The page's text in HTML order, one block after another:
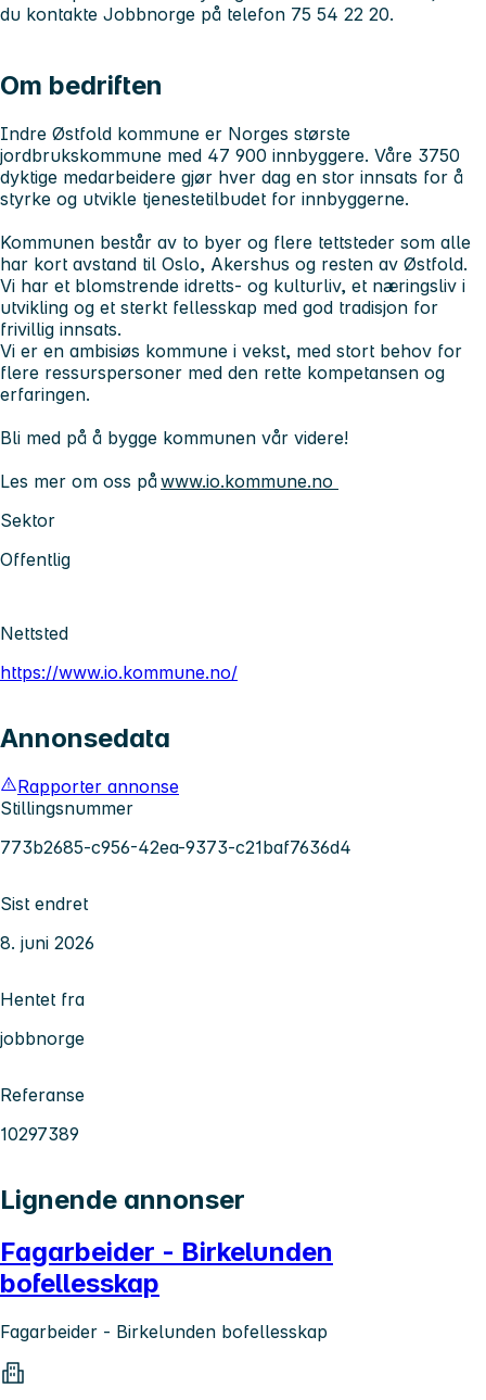
du kontakte Jobbnorge på telefon 75 54 22 20.
Om bedriften
Indre Østfold kommune er Norges største
jordbrukskommune med 47 900 innbyggere. Våre 3750
dyktige medarbeidere gjør hver dag en stor innsats for å
styrke og utvikle tjenestetilbudet for innbyggerne.
Kommunen består av to byer og flere tettsteder som alle
har kort avstand til Oslo, Akershus og resten av Østfold.
Vi har et blomstrende idretts- og kulturliv, et næringsliv i
utvikling og et sterkt fellesskap med god tradisjon for
frivillig innsats.
Vi er en ambisiøs kommune i vekst, med stort behov for
flere ressurspersoner med den rette kompetansen og
erfaringen.
Bli med på å bygge kommunen vår videre!
Les mer om oss påwww.io.kommune.no
Sektor
Offentlig
Nettsted
https://www.io.kommune.no/
Annonsedata
Rapporter annonse
Stillingsnummer
773b2685-c956-42ea-9373-c21baf7636d4
Sist endret
8. juni 2026
Hentet fra
jobbnorge
Referanse
10297389
Lignende annonser
Fagarbeider - Birkelunden
bofellesskap
Fagarbeider - Birkelunden bofellesskap